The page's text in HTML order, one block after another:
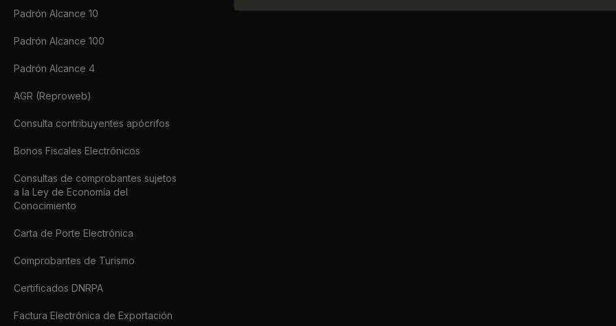
Padrón Alcance 10
Padrón Alcance 100
Padrón Alcance 4
AGR (Reproweb)
Consulta contribuyentes apócrifos
Bonos Fiscales Electrónicos
Consultas de comprobantes sujetos
a la Ley de Economía del
Conocimiento
Carta de Porte Electrónica
Comprobantes de Turismo
Certificados DNRPA
Factura Electrónica de Exportación